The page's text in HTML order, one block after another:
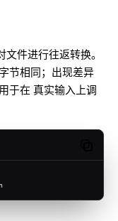
件进行往返转换。
节相同；出现差异
于在 真实输入上调